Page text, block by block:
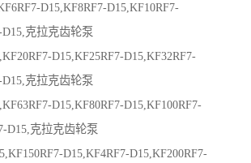
D15,KF8RF7-D15,KF10RF7-
D15,克拉克齿轮泵
D15,KF25RF7-D15,KF32RF7-
D15,克拉克齿轮泵
D15,KF80RF7-D15,KF100RF7-
D15,克拉克齿轮泵
D15,KF4RF7-D15,KF200RF7-